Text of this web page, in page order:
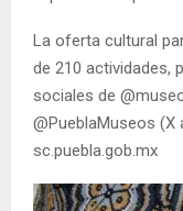
La oferta cultural
de 210 actividades,
sociales de
@PueblaMuseos
sc.puebla.gob.mx